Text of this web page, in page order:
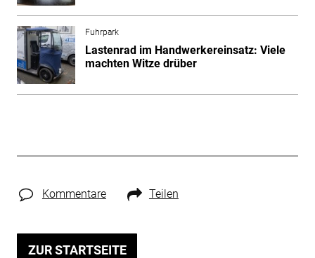
Fuhrpark
Lastenrad im Handwerkereinsatz: Viele
machten Witze drüber
Kommentare Teilen
ZUR STARTSEITE